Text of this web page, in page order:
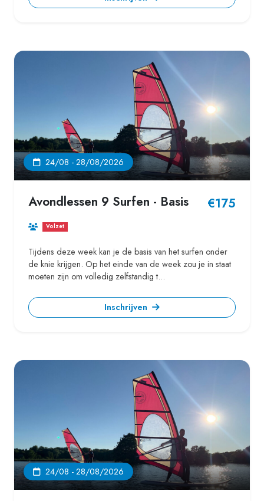
24/08 - 28/08/2026
Avondlessen 9 Surfen - Basis €175
Volzet
Tijdens deze week kan je de basis van het surfen onder
de knie krijgen. Op het einde van de week zou je in staat
moeten zijn om volledig zelfstandig t...
Inschrijven
24/08 - 28/08/2026